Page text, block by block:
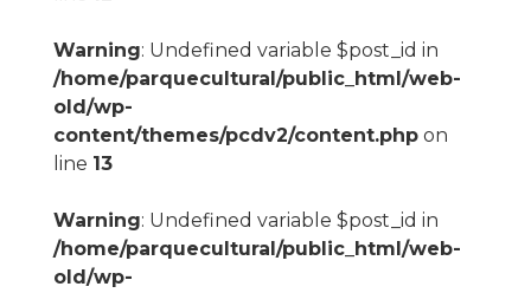
Warning: Undefined variable $post_id in
/home/parquecultural/public_html/web-
old/wp-
content/themes/pcdv2/content.phpon
line 13
Warning: Undefined variable $post_id in
/home/parquecultural/public_html/web-
old/wp-